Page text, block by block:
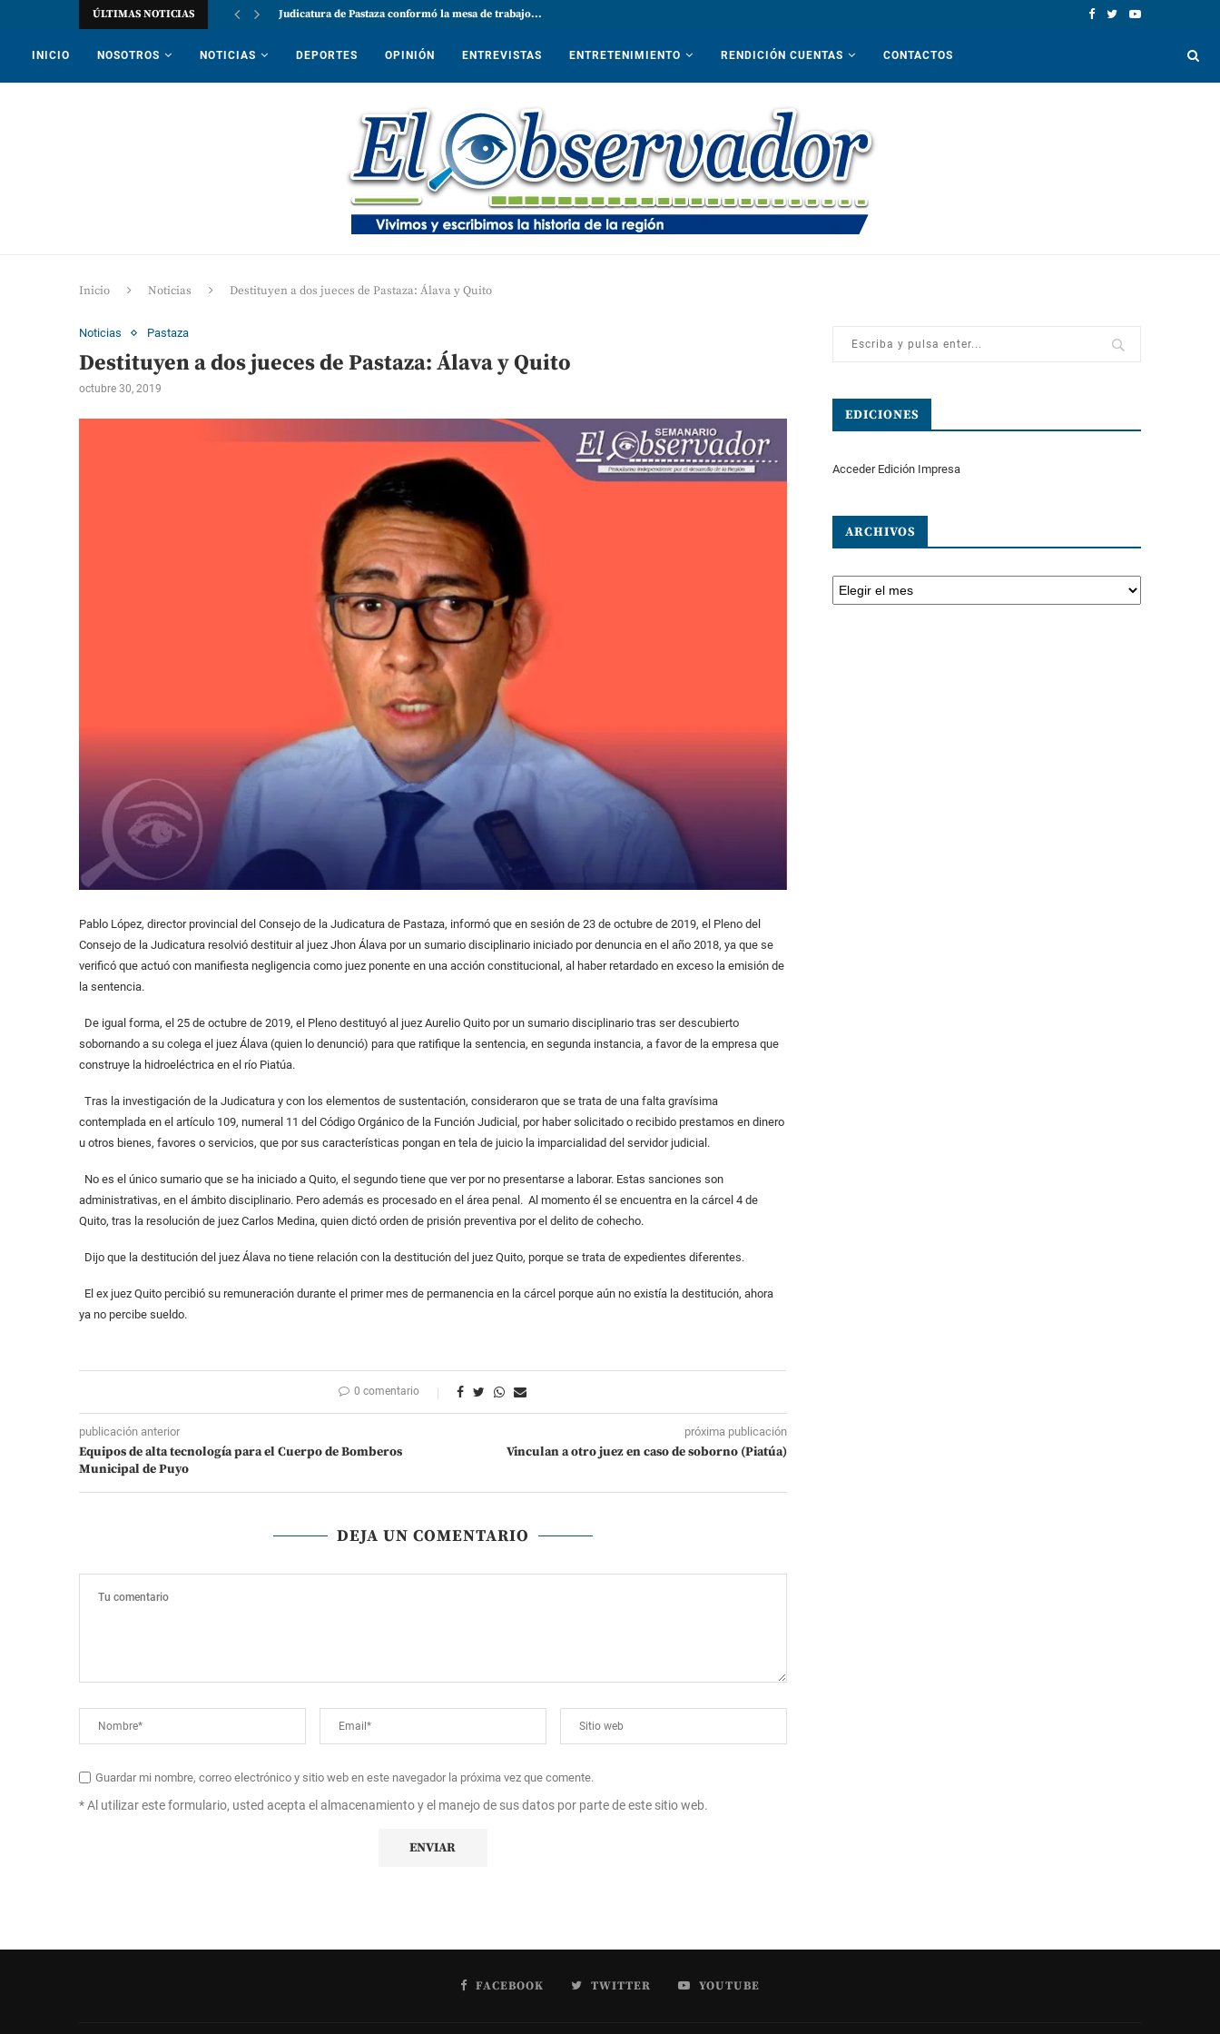
ÚLTIMAS NOTICIAS Judicatura de Pastaza conformó la mesa de trabajo...
INICIO NOSOTROS NOTICIAS DEPORTES OPINIÓN ENTREVISTAS ENTRETENIMIENTO RENDICIÓN CUENTAS CONTACTOS
Inicio Noticias Destituyen a dos jueces de Pastaza: Álava y Quito
Noticias Pastaza
Destituyen a dos jueces de Pastaza: Álava y Quito
octubre 30, 2019
Pablo López, director provincial del Consejo de la Judicatura de Pastaza, informó que en sesión de 23 de octubre de 2019, el Pleno del
Consejo de la Judicatura resolvió destituir al juez Jhon Álava por un sumario disciplinario iniciado por denuncia en el año 2018, ya que se
verificó que actuó con manifiesta negligencia como juez ponente en una acción constitucional, al haber retardado en exceso la emisión de
la sentencia.
De igual forma, el 25 de octubre de 2019, el Pleno destituyó al juez Aurelio Quito por un sumario disciplinario tras ser descubierto
sobornando a su colega el juez Álava (quien lo denunció) para que ratifique la sentencia, en segunda instancia, a favor de la empresa que
construye la hidroeléctrica en el río Piatúa.
Tras la investigación de la Judicatura y con los elementos de sustentación, consideraron que se trata de una falta gravísima
contemplada en el artículo 109, numeral 11 del Código Orgánico de la Función Judicial, por haber solicitado o recibido prestamos en dinero
u otros bienes, favores o servicios, que por sus características pongan en tela de juicio la imparcialidad del servidor judicial.
No es el único sumario que se ha iniciado a Quito, el segundo tiene que ver por no presentarse a laborar. Estas sanciones son
administrativas, en el ámbito disciplinario. Pero además es procesado en el área penal. Al momento él se encuentra en la cárcel 4 de
Quito, tras la resolución de juez Carlos Medina, quien dictó orden de prisión preventiva por el delito de cohecho.
Dijo que la destitución del juez Álava no tiene relación con la destitución del juez Quito, porque se trata de expedientes diferentes.
El ex juez Quito percibió su remuneración durante el primer mes de permanencia en la cárcel porque aún no existía la destitución, ahora
ya no percibe sueldo.
0 comentario
publicación anterior
Equipos de alta tecnología para el Cuerpo de Bomberos
Municipal de Puyo
próxima publicación
Vinculan a otro juez en caso de soborno (Piatúa)
DEJA UN COMENTARIO
Guardar mi nombre, correo electrónico y sitio web en este navegador la próxima vez que comente.
* Al utilizar este formulario, usted acepta el almacenamiento y el manejo de sus datos por parte de este sitio web.
EDICIONES
Acceder Edición Impresa
ARCHIVOS
FACEBOOK TWITTER YOUTUBE